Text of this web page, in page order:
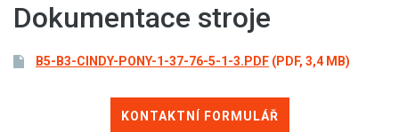
Dokumentace stroje
B5-B3-CINDY-PONY-1-37-76-5-1-3.PDF (PDF, 3,4 MB)
KONTAKTNÍ FORMULÁŘ